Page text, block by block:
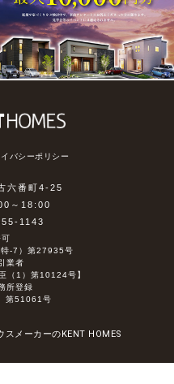
バシーポリシー
六番町4-25
～18:00
1143
可
-7）第27935号
業者
（1）第10124号】
所登録
第51061号
メーカーのKENT HOMES